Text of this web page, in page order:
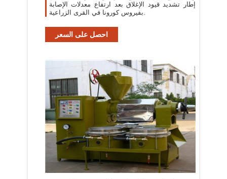
إطار تشديد قيود الإغلاق بعد ارتفاع معدلات الإصابة
بفيروس كورونا في القرى الزراعية.
احصل على السعر